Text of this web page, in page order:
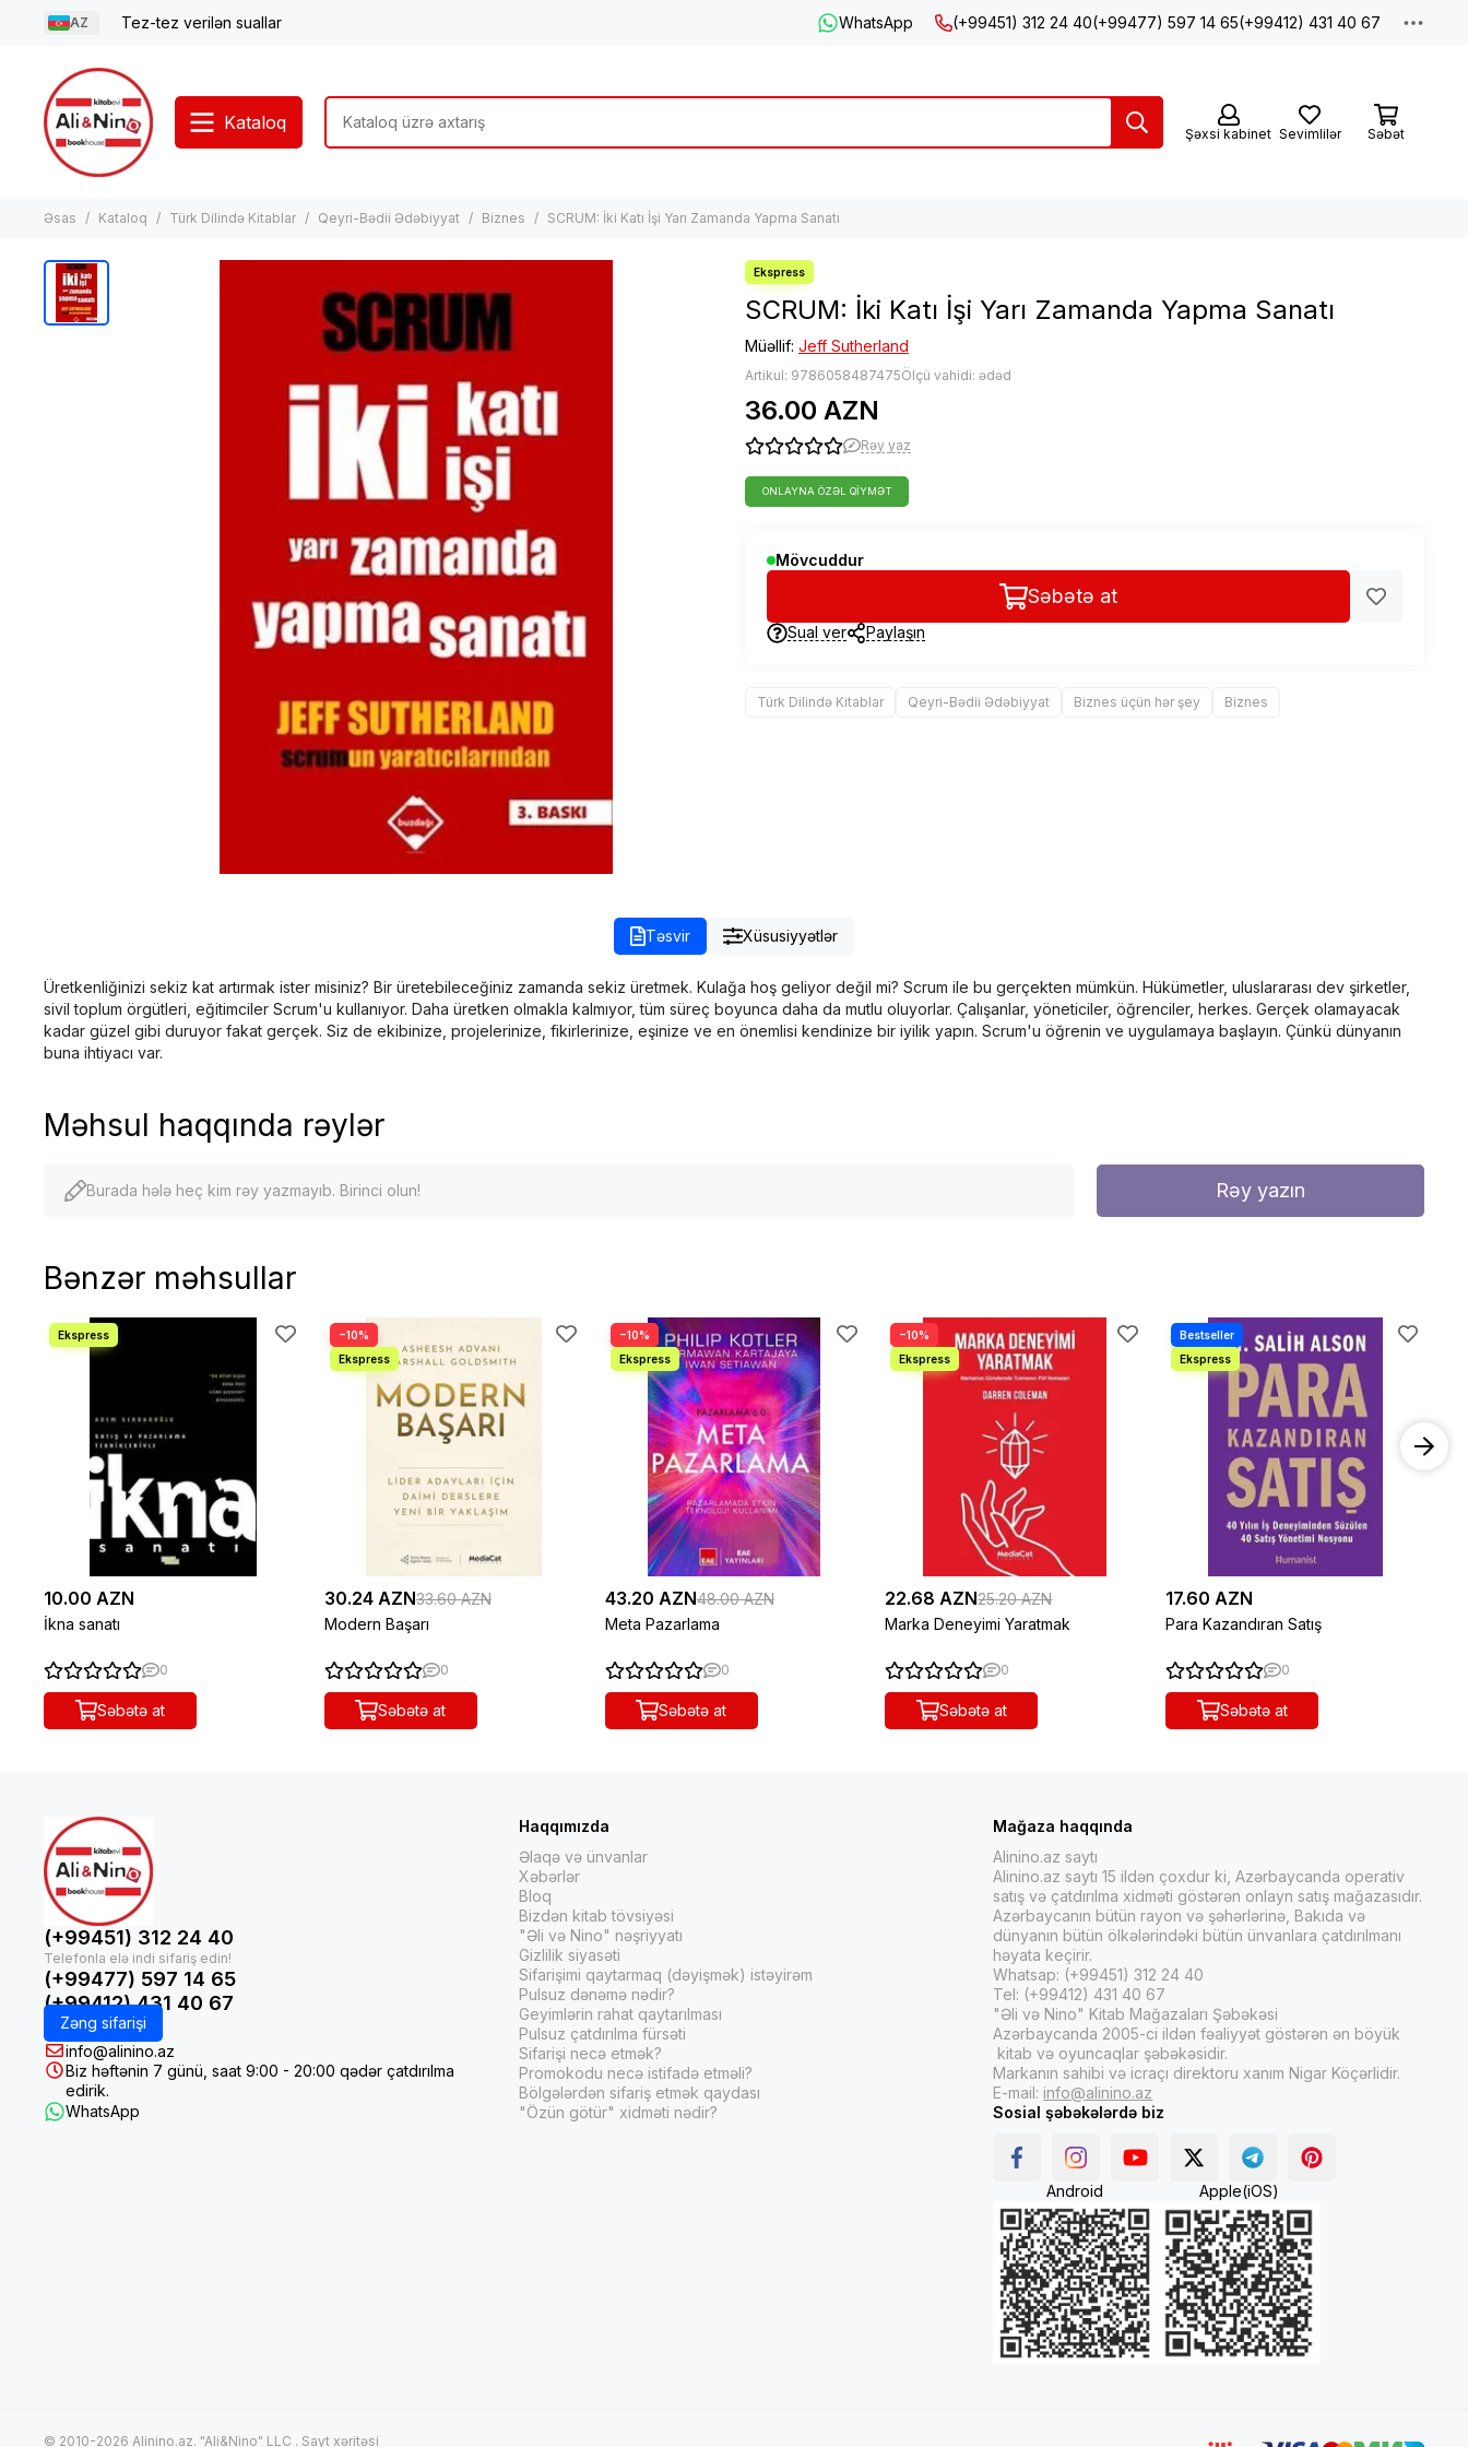
AZ Tez-tez verilən suallar WhatsApp (+99451) 312 24 40(+99477) 597 14 65(+99412) 431 40 67
Kataloq
Şəxsi kabinet Sevimlilər Səbət
Əsas Kataloq Türk Dilində Kitablar Qeyri-Bədii Ədəbiyyat Biznes SCRUM: İki Katı İşi Yarı Zamanda Yapma Sanatı
SCRUM: İki Katı İşi Yarı Zamanda Yapma Sanatı
Müəllif: Jeff Sutherland
Artikul: 9786058487475Ölçü vahidi: ədəd
36.00 AZN
Rəy yaz
ONLAYNA ÖZƏL QIYMƏT
Mövcuddur
Səbətə at
Sual ver Paylaşın
Türk Dilində Kitablar Qeyri-Bədii Ədəbiyyat Biznes üçün hər şey Biznes
Təsvir Xüsusiyyətlər
Üretkenliğinizi sekiz kat artırmak ister misiniz? Bir üretebileceğiniz zamanda sekiz üretmek. Kulağa hoş geliyor değil mi? Scrum ile bu gerçekten mümkün. Hükümetler, uluslararası dev şirketler,
sivil toplum örgütleri, eğitimciler Scrum'u kullanıyor. Daha üretken olmakla kalmıyor, tüm süreç boyunca daha da mutlu oluyorlar. Çalışanlar, yöneticiler, öğrenciler, herkes. Gerçek olamayacak
kadar güzel gibi duruyor fakat gerçek. Siz de ekibinize, projelerinize, fikirlerinize, eşinize ve en önemlisi kendinize bir iyilik yapın. Scrum'u öğrenin ve uygulamaya başlayın. Çünkü dünyanın
buna ihtiyacı var.
Məhsul haqqında rəylər
Burada hələ heç kim rəy yazmayıb. Birinci olun! Rəy yazın
Bənzər məhsullar
10.00 AZN
İkna sanatı
0
Səbətə at
−10%
30.24 AZN33.60 AZN
Modern Başarı
0
Səbətə at
−10%
43.20 AZN48.00 AZN
Meta Pazarlama
0
Səbətə at
−10%
22.68 AZN25.20 AZN
Marka Deneyimi Yaratmak
0
Səbətə at
17.60 AZN
Para Kazandıran Satış
0
Səbətə at
(+99451) 312 24 40
(+99477) 597 14 65
(+99412) 431 40 67
Zəng sifarişi
info@alinino.az
Biz həftənin 7 günü, saat 9:00 - 20:00 qədər çatdırılma
edirik.
WhatsApp
Haqqımızda
Əlaqə və ünvanlar
Xəbərlər
Bloq
Bizdən kitab tövsiyəsi
"Əli və Nino" nəşriyyatı
Gizlilik siyasəti
Sifarişimi qaytarmaq (dəyişmək) istəyirəm
Pulsuz dənəmə nədir?
Geyimlərin rahat qaytarılması
Pulsuz çatdırılma fürsəti
Sifarişi necə etmək?
Promokodu necə istifadə etməli?
Bölgələrdən sifariş etmək qaydası
"Özün götür" xidməti nədir?
Mağaza haqqında
Alinino.az saytı
Alinino.az saytı 15 ildən çoxdur ki, Azərbaycanda operativ
satış və çatdırılma xidməti göstərən onlayn satış mağazasıdır.
Azərbaycanın bütün rayon və şəhərlərinə, Bakıda və
dünyanın bütün ölkələrindəki bütün ünvanlara çatdırılmanı
həyata keçirir.
Whatsap: (+99451) 312 24 40
Tel: (+99412) 431 40 67
"Əli və Nino" Kitab Mağazaları Şəbəkəsi
Azərbaycanda 2005-ci ildən fəaliyyət göstərən ən böyük
kitab və oyuncaqlar şəbəkəsidir.
Markanın sahibi və icraçı direktoru xanım Nigar Köçərlidir.
E-mail: info@alinino.az
Sosial şəbəkələrdə biz
Android Apple(iOS)
© 2010-2026 Alinino.az. "Ali&Nino" LLC . Sayt xəritəsi